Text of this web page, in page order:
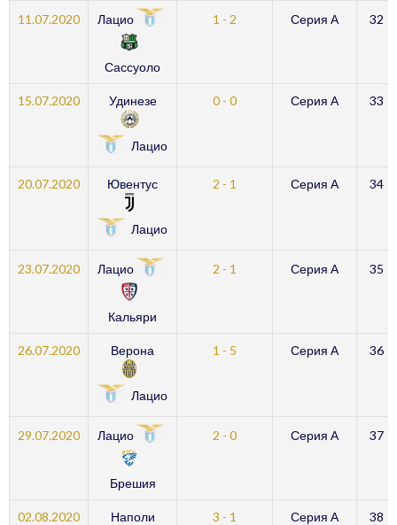
11.07.2020 Лацио
Сассуоло
1 - 2 Серия А 32
15.07.2020 Удинезе
Лацио
0 - 0 Серия А 33
20.07.2020 Ювентус
Лацио
2 - 1 Серия А 34
23.07.2020 Лацио
Кальяри
2 - 1 Серия А 35
26.07.2020 Верона
Лацио
1 - 5 Серия А 36
29.07.2020 Лацио
Брешия
2 - 0 Серия А 37
02.08.2020 Наполи 3 - 1 Серия А 38